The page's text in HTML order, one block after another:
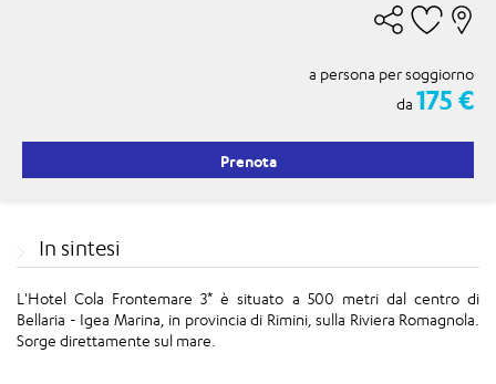
a persona per soggiorno
da 175 €
Prenota
In sintesi
L'Hotel Cola Frontemare 3* è situato a 500 metri dal centro di
Bellaria - Igea Marina, in provincia di Rimini, sulla Riviera Romagnola.
Sorge direttamente sul mare.